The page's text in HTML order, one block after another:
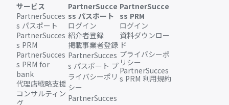
サービス
PartnerSucces
s パスポート
PartnerSucces
s PRM
PartnerSucces
s PRM for
bank
代理店戦略支援
コンサルティン
グ
PartnerSucce
ss パスポート
ログイン
紹介者登録
掲載事業者登録
PartnerSucces
s パスポート プ
ライバシーポリ
シー
PartnerSucces
PartnerSucce
ss PRM
ログイン
資料ダウンロー
ド
プライバシーポ
リシー
PartnerSucces
s PRM 利用規約